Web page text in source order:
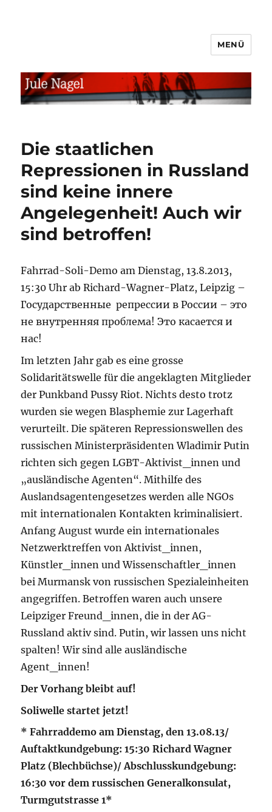
MENÜ
Die staatlichen
Repressionen in Russland
sind keine innere
Angelegenheit! Auch wir
sind betroffen!
Fahrrad-Soli-Demo am Dienstag, 13.8.2013,
15:30 Uhr ab Richard-Wagner-Platz, Leipzig –
Государственные репрессии в России – это
не внутренняя проблема! Это касается и
нас!
Im letzten Jahr gab es eine grosse
Solidaritätswelle für die angeklagten Mitglieder
der Punkband Pussy Riot. Nichts desto trotz
wurden sie wegen Blasphemie zur Lagerhaft
verurteilt. Die späteren Repressionswellen des
russischen Ministerpräsidenten Wladimir Putin
richten sich gegen LGBT-Aktivist_innen und
„ausländische Agenten“. Mithilfe des
Auslandsagentengesetzes werden alle NGOs
mit internationalen Kontakten kriminalisiert.
Anfang August wurde ein internationales
Netzwerktreffen von Aktivist_innen,
Künstler_innen und Wissenschaftler_innen
bei Murmansk von russischen Spezialeinheiten
angegriffen. Betroffen waren auch unsere
Leipziger Freund_innen, die in der AG-
Russland aktiv sind. Putin, wir lassen uns nicht
spalten! Wir sind alle ausländische
Agent_innen!
Der Vorhang bleibt auf!
Soliwelle startet jetzt!
* Fahrraddemo am Dienstag, den 13.08.13/
Auftaktkundgebung: 15:30 Richard Wagner
Platz (Blechbüchse)/ Abschlusskundgebung:
16:30 vor dem russischen Generalkonsulat,
Turmgutstrasse 1*